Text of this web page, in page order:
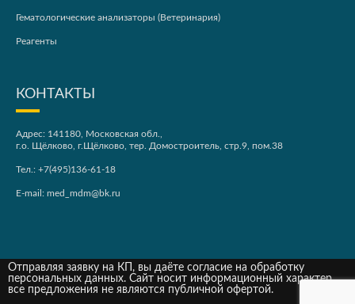
Гематологические анализаторы (Ветеринария)
Реагенты
КОНТАКТЫ
Адрес: 141180, Московская обл.,
г.о. Щёлково, г.Щёлково, тер. Домостроитель, стр.9, пом.38
Тел.: +7(495)136-61-18
E-mail: med_mdm@bk.ru
Отправляя заявку на КП, вы даёте согласие на обработку
персональных данных. Сайт носит информационный характер,
все предложения не являются публичной офертой.